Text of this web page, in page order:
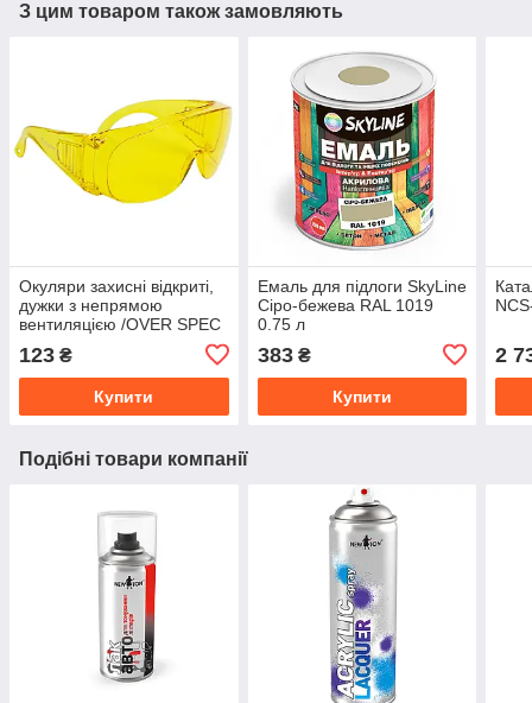
З цим товаром також замовляють
Окуляри захисні відкриті,
дужки з непрямою
вентиляцією /OVER SPEC
123 ₴
Купити
Емаль для підлоги SkyLine
Сіро-бежева RAL 1019
0.75 л
383₴
Купити
2
Подібні товари компанії